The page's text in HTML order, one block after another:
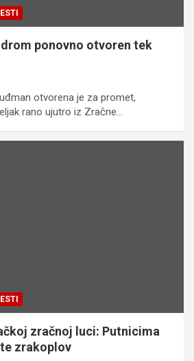
ponovno otvoren tek
otvorena je za promet,
rano ujutro iz Zračne…
zračnoj luci: Putnicima
zrakoplov